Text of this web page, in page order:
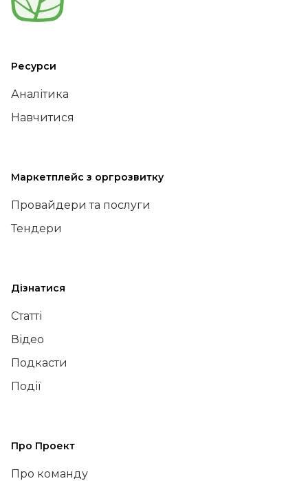
Ресурси
Аналітика
Навчитися
Маркетплейс з оргрозвитку
Провайдери та послуги
Тендери
Дізнатися
Статті
Відео
Подкасти
Події
Про Проект
Про команду